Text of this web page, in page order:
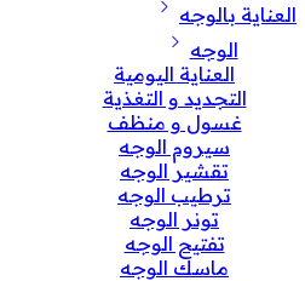
العناية بالوجه
الوجه
العناية اليومية
التجديد و التغذية
غسول و منظف
سيروم الوجه
تقشير الوجه
ترطيب الوجه
تونر الوجه
تفتيح الوجه
ماسك الوجه